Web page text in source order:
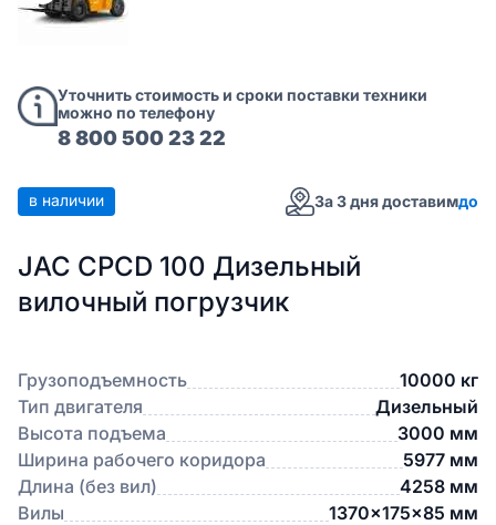
Уточнить стоимость и сроки поставки техники
можно по телефону
8 800 500 23 22
в наличии За 3 дня доставимдо
JAC CPCD 100 Дизельный
вилочный погрузчик
Грузоподъемность
10000 кг
Тип двигателя
Дизельный
Высота подъема
3000 мм
Ширина рабочего коридора
5977 мм
Длина (без вил)
4258 мм
Вилы
1370x175x85 мм